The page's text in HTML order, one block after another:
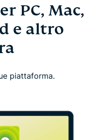
PC, Mac,
e altro
piattaforma.